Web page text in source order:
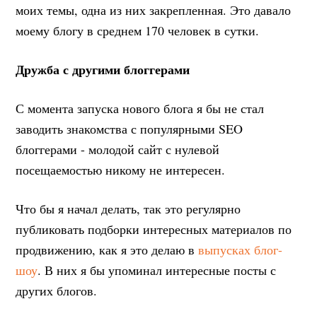
моих темы, одна из них закрепленная. Это давало
моему блогу в среднем 170 человек в сутки.
Дружба с другими блоггерами
С момента запуска нового блога я бы не стал
заводить знакомства с популярными SEO
блоггерами - молодой сайт с нулевой
посещаемостью никому не интересен.
Что бы я начал делать, так это регулярно
публиковать подборки интересных материалов по
продвижению, как я это делаю ввыпусках блог-
шоу. В них я бы упоминал интересные посты с
других блогов.